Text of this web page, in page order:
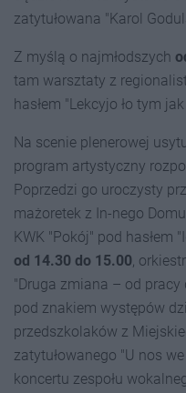
zatytułowana "Karol
Z myślą o najmłodszych
tam warsztaty z
hasłem "Lekcyjo ło tym
Na scenie plenerowej
program artystyczny
Poprzedzi go uroczysty
mażoretek z In-nego
KWK "Pokój" pod hasłem
od 14.30 do 15.00,
"Druga zmiana – od pracy
pod znakiem występów
przedszkolaków z
zatytułowanego "U nos
koncertu zespołu